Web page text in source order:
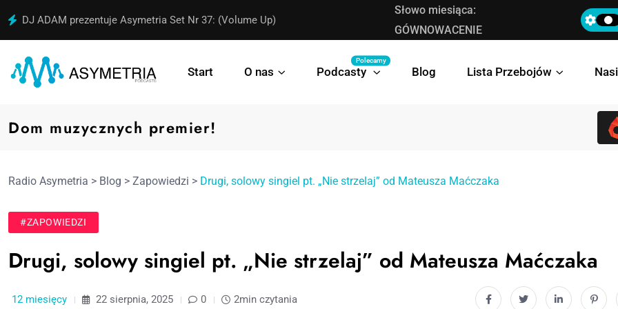
DJ ADAM prezentuje Asymetria Set Nr 37: (Volume Up) Bovska prezentuje teledysk do singla
Słowo miesiąca:
GÓWNOWACENIE
Start O nas Podcasty
Polecamy
Blog Lista Przebojów
Dom muzycznych premier!
Radio Asymetria > Blog > Zapowiedzi > Drugi, solowy singiel pt. „Nie strzelaj” od Mateusza Maćczaka
#ZAPOWIEDZI
Drugi, solowy singiel pt. „Nie strzelaj” od Mateusza Maćczaka
12 miesięcy 22 sierpnia, 2025 0 2min czytania